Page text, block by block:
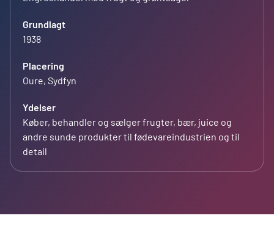
Grundlagt
1938
Placering
Oure, Sydfyn
Ydelser
Køber, behandler og sælger frugter, bær, juice og
andre sunde produkter til fødevareindustrien og til
detail